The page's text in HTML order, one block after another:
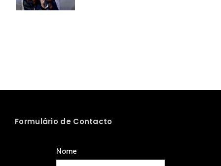
Formulário de Contacto
Nome